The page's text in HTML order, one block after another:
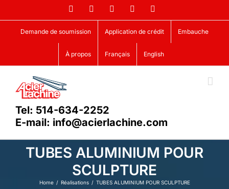
to
content
FacebookLinkedIn YouTube
Demande de soumission Application de crédit Embauche
À propos Français English
Tel: 514-634-2252
E-mail: info@acierlachine.com
TUBES ALUMINIUM POUR
SCULPTURE
Home Réalisations TUBES ALUMINIUM POUR SCULPTURE